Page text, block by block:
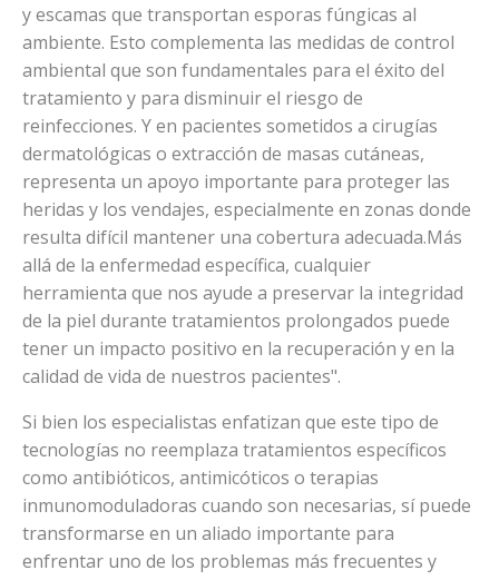
y escamas que transportan esporas fúngicas al
ambiente. Esto complementa las medidas de control
ambiental que son fundamentales para el éxito del
tratamiento y para disminuir el riesgo de
reinfecciones. Y en pacientes sometidos a cirugías
dermatológicas o extracción de masas cutáneas,
representa un apoyo importante para proteger las
heridas y los vendajes, especialmente en zonas donde
resulta difícil mantener una cobertura adecuada.Más
allá de la enfermedad específica, cualquier
herramienta que nos ayude a preservar la integridad
de la piel durante tratamientos prolongados puede
tener un impacto positivo en la recuperación y en la
calidad de vida de nuestros pacientes".
Si bien los especialistas enfatizan que este tipo de
tecnologías no reemplaza tratamientos específicos
como antibióticos, antimicóticos o terapias
inmunomoduladoras cuando son necesarias, sí puede
transformarse en un aliado importante para
enfrentar uno de los problemas más frecuentes y